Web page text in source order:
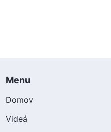
Menu
Domov
Videá